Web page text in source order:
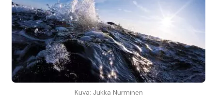
Kuva: Jukka Nurminen